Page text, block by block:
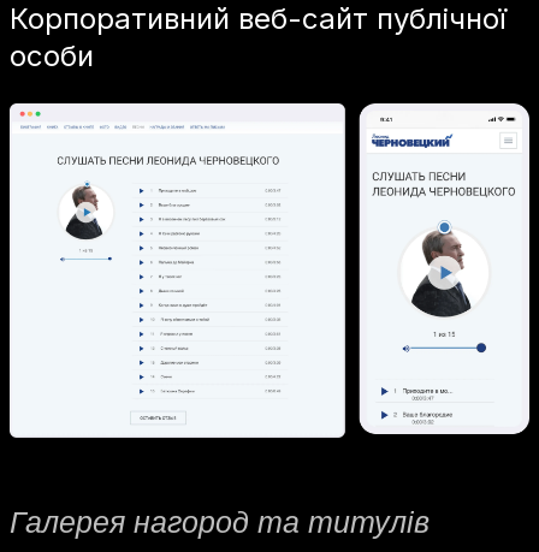
Корпоративний веб-сайт публічної
особи
Галерея нагород та титулів